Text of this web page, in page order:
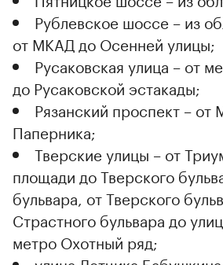
Рублевское шоссе – из
от МКАД до Осенней улицы;
Русаковская улица – от
до Русаковской эстакады;
Рязанский проспект –
Паперника;
Тверские улицы – от
площади до Тверского
бульвара, от Тверского
Страстного бульвара до
метро Охотный ряд;